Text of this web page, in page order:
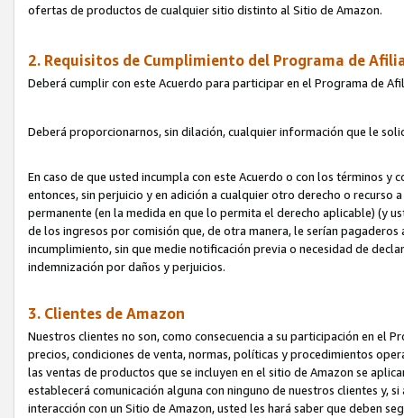
ofertas de productos de cualquier sitio distinto al Sitio de Amazon.
2. Requisitos de Cumplimiento del Programa de
Deberá cumplir con este Acuerdo para participar en el Programa de
Deberá proporcionarnos, sin dilación, cualquier información que le
En caso de que usted incumpla con este Acuerdo o con los términos
entonces, sin perjuicio y en adición a cualquier otro derecho o
permanente (en la medida en que lo permita el derecho aplicable) (y
de los ingresos por comisión que, de otra manera, le serían
incumplimiento, sin que medie notificación previa o necesidad de
indemnización por daños y perjuicios.
3. Clientes de Amazon
Nuestros clientes no son, como consecuencia a su participación en el
precios, condiciones de venta, normas, políticas y procedimientos
las ventas de productos que se incluyen en el sitio de Amazon se
establecerá comunicación alguna con ninguno de nuestros clientes y,
interacción con un Sitio de Amazon, usted les hará saber que deben